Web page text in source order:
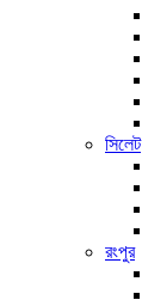
সিলেট
রংপুর